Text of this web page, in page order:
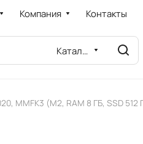
Компания Контакты
Каталог
MMFK3 (M2, RAM 8 ГБ, SSD 512